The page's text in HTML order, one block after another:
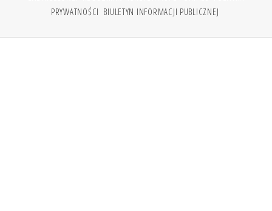
PRYWATNOŚCI BIULETYN INFORMACJI PUBLICZNEJ